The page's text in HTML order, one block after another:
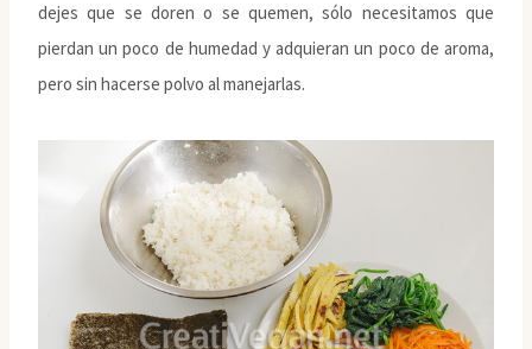
dejes que se doren o se quemen, sólo necesitamos que
pierdan un poco de humedad y adquieran un poco de aroma,
pero sin hacerse polvo al manejarlas.